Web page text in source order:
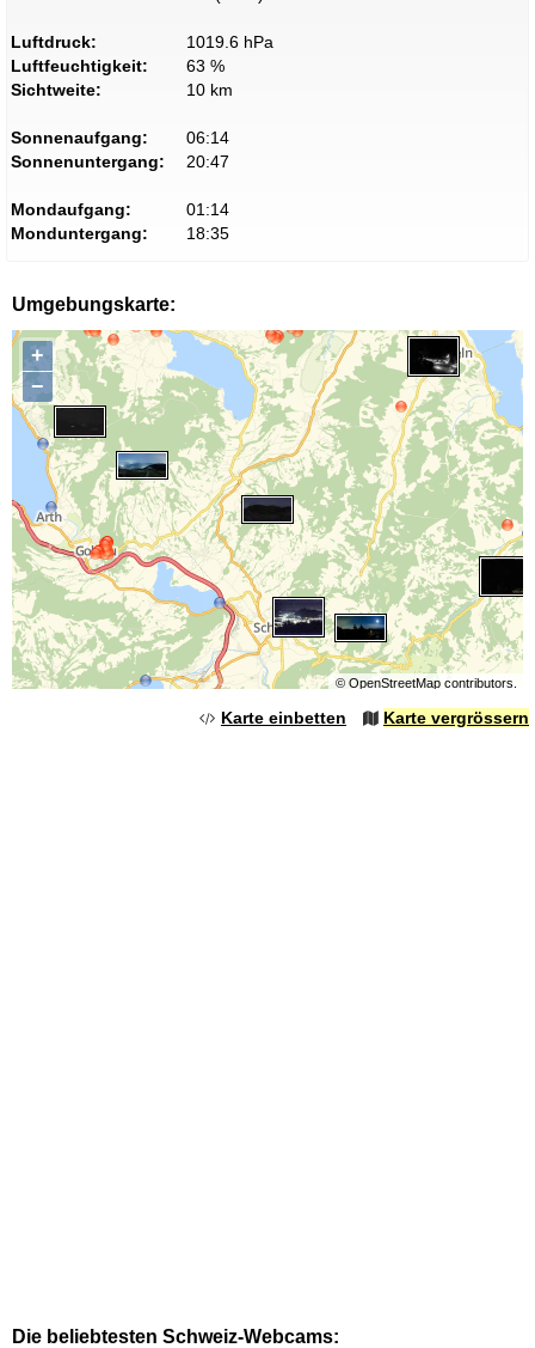
Luftdruck:
1019.6 hPa
Luftfeuchtigkeit:
63 %
Sichtweite:
10 km
Sonnenaufgang:
06:14
Sonnenuntergang:
20:47
Mondaufgang:
01:14
Monduntergang:
18:35
Umgebungskarte:
+
−
© OpenStreetMapcontributors.
Karte einbetten Karte vergrössern
Die beliebtesten Schweiz-Webcams: